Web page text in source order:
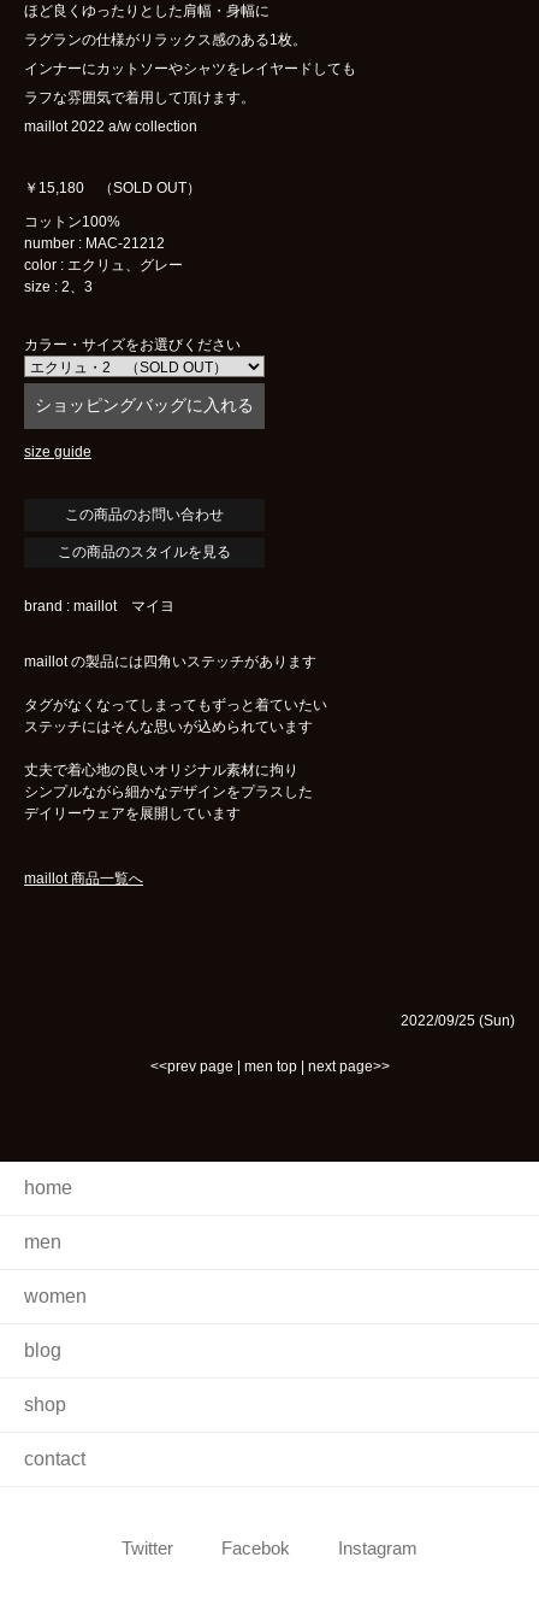
ほど良くゆったりとした肩幅・身幅に
ラグランの仕様がリラックス感のある1枚。
インナーにカットソーやシャツをレイヤードしても
ラフな雰囲気で着用して頂けます。
maillot 2022 a/w collection
￥15,180 （SOLD OUT）
コットン100%
number : MAC-21212
color : エクリュ、グレー
size : 2、3
カラー・サイズをお選びください
size guide
この商品のスタイルを見る
brand : maillot マイヨ
maillot の製品には四角いステッチがあります
タグがなくなってしまってもずっと着ていたい
ステッチにはそんな思いが込められています
丈夫で着心地の良いオリジナル素材に拘り
シンプルながら細かなデザインをプラスした
デイリーウェアを展開しています
maillot 商品一覧へ
2022/09/25 (Sun)
<<prev page | men top| next page>>
home
men
women
blog
shop
contact
Twitter Facebok Instagram